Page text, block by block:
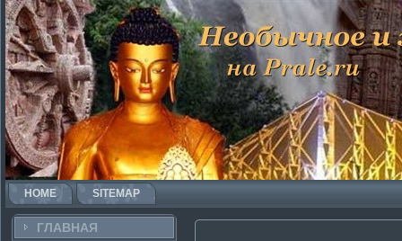
HOME SITEMAP
ГЛАВНАЯ